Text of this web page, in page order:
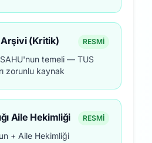
Arşivi (Kritik) RESMİ
SAHU'nun temeli — TUS
zorunlu kaynak
Aile Hekimliği RESMİ
+ Aile Hekimliği